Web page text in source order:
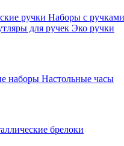
ручки Наборы с ручками
для ручек Эко ручки
наборы Настольные часы
брелоки